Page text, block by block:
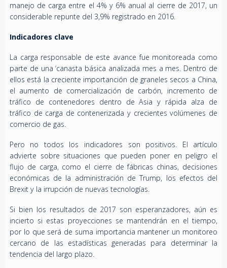
manejo de carga entre el 4% y 6% anual al cierre de 2017, un
considerable repunte del 3,9% registrado en 2016.
Indicadores clave
La carga responsable de este avance fue monitoreada como
parte de una ‘canasta básica analizada mes a mes. Dentro de
ellos está la creciente importanción de graneles secos a China,
el aumento de comercialización de carbón, incremento de
tráfico de contenedores dentro de Asia y rápida alza de
tráfico de carga de contenerizada y crecientes volúmenes de
comercio de gas.
Pero no todos los indicadores son positivos. El artículo
advierte sobre situaciones que pueden poner en peligro el
flujo de carga, como el cierre de fábricas chinas, decisiones
económicas de la administración de Trump, los efectos del
Brexit y la irrupción de nuevas tecnologías.
Si bien los resultados de 2017 son esperanzadores, aún es
incierto si estas proyecciones se mantendrán en el tiempo,
por lo que será de suma importancia mantener un monitoreo
cercano de las estadísticas generadas para determinar la
tendencia del largo plazo.